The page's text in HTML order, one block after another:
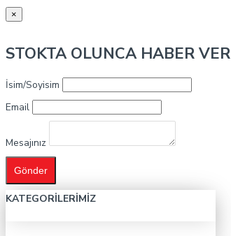
×
STOKTA OLUNCA HABER VER
İsim/Soyisim
Email
Mesajınız
Gönder
KATEGORILERIMIZ